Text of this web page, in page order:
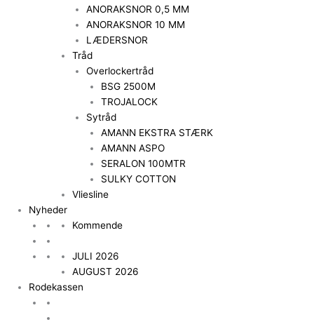
ANORAKSNOR 0,5 MM
ANORAKSNOR 10 MM
LÆDERSNOR
Tråd
Overlockertråd
BSG 2500M
TROJALOCK
Sytråd
AMANN EKSTRA STÆRK
AMANN ASPO
SERALON 100MTR
SULKY COTTON
Vliesline
Nyheder
Kommende
JULI 2026
AUGUST 2026
Rodekassen